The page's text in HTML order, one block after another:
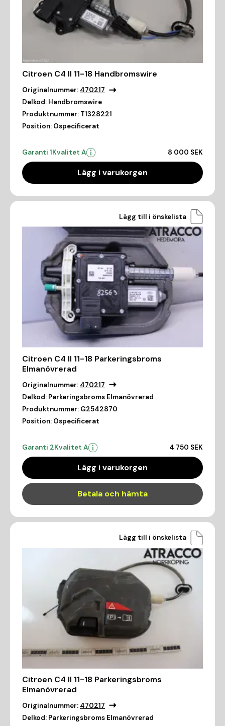
Citroen C4 II 11-18 Handbromswire
Originalnummer: 470217
Delkod: Handbromswire
Produktnummer: T1328221
Position: Ospecificerat
Garanti 1Kvalitet A 8 000 SEK
Lägg i varukorgen
Lägg till i önskelista
Citroen C4 II 11-18 Parkeringsbroms
Elmanövrerad
Originalnummer: 470217
Delkod: Parkeringsbroms Elmanövrerad
Produktnummer: G2542870
Position: Ospecificerat
Garanti 2Kvalitet A 4 750 SEK
Lägg i varukorgen
Betala och hämta
Lägg till i önskelista
Citroen C4 II 11-18 Parkeringsbroms
Elmanövrerad
Originalnummer: 470217
Delkod: Parkeringsbroms Elmanövrerad